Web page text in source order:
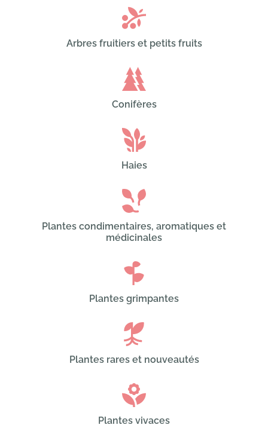
Arbres fruitiers et petits fruits
Conifères
Haies
Plantes condimentaires, aromatiques et
médicinales
Plantes grimpantes
Plantes rares et nouveautés
Plantes vivaces